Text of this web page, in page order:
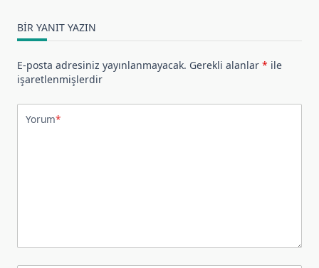
BIR YANIT YAZIN
E-posta adresiniz yayınlanmayacak. Gerekli alanlar * ile
işaretlenmişlerdir
Yorum*